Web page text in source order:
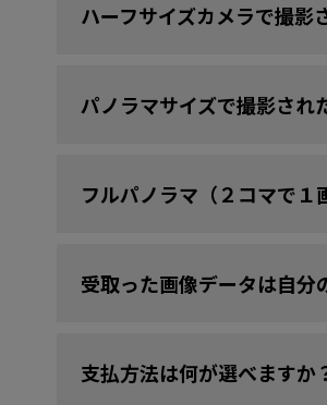
ハーフサイズカメラで撮影
パノラマサイズで撮影され
フルパノラマ（２コマで１
受取った画像データは自分
支払方法は何が選べますか